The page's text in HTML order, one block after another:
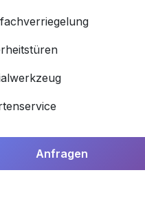
Anfragen